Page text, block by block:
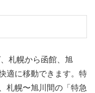
札幌から函館、旭
適に移動できます。特
札幌〜旭川間の「特急